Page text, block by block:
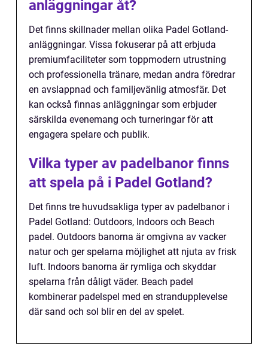
anläggningar åt?
Det finns skillnader mellan olika Padel Gotland-
anläggningar. Vissa fokuserar på att erbjuda
premiumfaciliteter som toppmodern utrustning
och professionella tränare, medan andra föredrar
en avslappnad och familjevänlig atmosfär. Det
kan också finnas anläggningar som erbjuder
särskilda evenemang och turneringar för att
engagera spelare och publik.
Vilka typer av padelbanor finns
att spela på i Padel Gotland?
Det finns tre huvudsakliga typer av padelbanor i
Padel Gotland: Outdoors, Indoors och Beach
padel. Outdoors banorna är omgivna av vacker
natur och ger spelarna möjlighet att njuta av frisk
luft. Indoors banorna är rymliga och skyddar
spelarna från dåligt väder. Beach padel
kombinerar padelspel med en strandupplevelse
där sand och sol blir en del av spelet.